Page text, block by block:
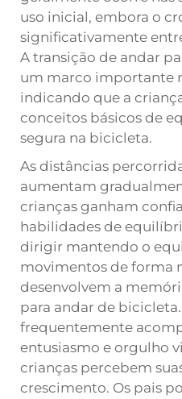
uso inicial, embora o
significativamente
A transição de andar
um marco importante
indicando que a
conceitos básicos de
segura na bicicleta.
As distâncias
aumentam
crianças ganham
habilidades de
dirigir mantendo o
movimentos de forma
desenvolvem a
para andar de bicicleta.
frequentemente
entusiasmo e orgulho
crianças percebem
crescimento. Os pais